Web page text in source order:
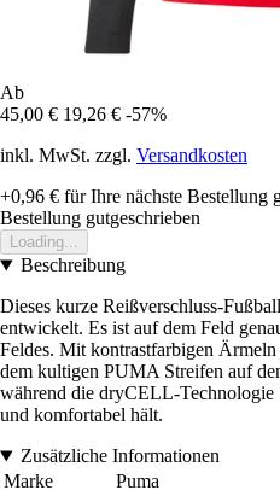
Ab
45,00 € 19,26 € -57%
inkl. MwSt. zzgl. Versandkosten
+0,96 € für Ihre nächste Bestellung
Bestellung gutgeschrieben
Loading...
Beschreibung
Dieses kurze Reißverschluss-
entwickelt. Es ist auf dem Feld
Feldes. Mit kontrastfarbigen
dem kultigen PUMA Streifen auf
während die dryCELL-Technologie
und komfortabel hält.
Zusätzliche Informationen
Marke
Puma